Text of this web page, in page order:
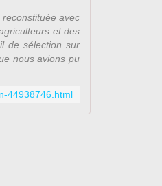
avec
et des
de sélection sur
nous avions pu
44938746.html